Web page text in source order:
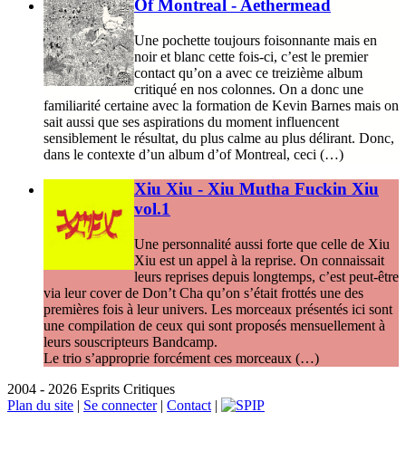
Of Montreal - Aethermead
Une pochette toujours foisonnante mais en
noir et blanc cette fois-ci, c’est le premier
contact qu’on a avec ce treizième album
critiqué en nos colonnes. On a donc une
familiarité certaine avec la formation de Kevin Barnes mais on
sait aussi que ses aspirations du moment influencent
sensiblement le résultat, du plus calme au plus délirant. Donc,
dans le contexte d’un album d’of Montreal, ceci (…)
Xiu Xiu - Xiu Mutha Fuckin Xiu
vol.1
Une personnalité aussi forte que celle de Xiu
Xiu est un appel à la reprise. On connaissait
leurs reprises depuis longtemps, c’est peut-être
via leur cover de Don’t Cha qu’on s’était frottés une des
premières fois à leur univers. Les morceaux présentés ici sont
une compilation de ceux qui sont proposés mensuellement à
leurs souscripteurs Bandcamp.
Le trio s’approprie forcément ces morceaux (…)
2004 - 2026 Esprits Critiques
Plan du site | Se connecter| Contact |